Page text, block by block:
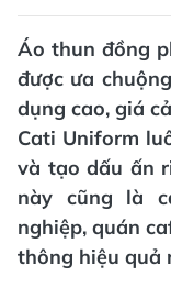
Áo thun đồng
được ưa
dụng cao, giá
Cati Uniform
và tạo dấu ấn
này cũng là
nghiệp, quán
thông hiệu quả